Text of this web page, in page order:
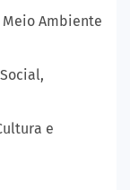
Ambiente
e